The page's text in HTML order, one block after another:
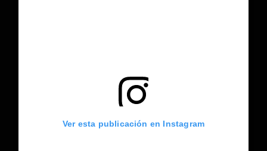
Ver esta publicación en Instagram